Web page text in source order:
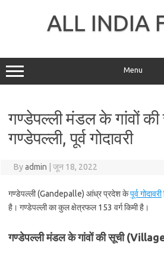
ALL INDIA
Menu
गण्डेपल्ली मंडल के गांवों की
गण्डेपल्ली, पूर्व गोदावरी
Byadmin जून 18, 2022
गण्डेपल्ली (Gandepalle) आंध्र प्रदेश केपूर्व गोदावरी
है। गण्डेपल्ली का कुल क्षेत्रफल 153 वर्ग किमी है।
गण्डेपल्ली मंडल के गांवों की सूची